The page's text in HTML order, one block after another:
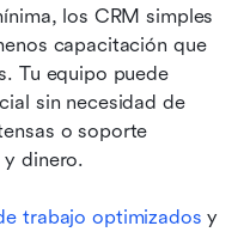
los CRM simples
capacitación que
Tu equipo puede
sin necesidad de
o soporte
dinero.
trabajo optimizados y